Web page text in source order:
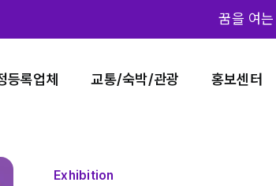
꿈을 여는
등록업체 교통/숙박/관광 홍보센터
Exhibition